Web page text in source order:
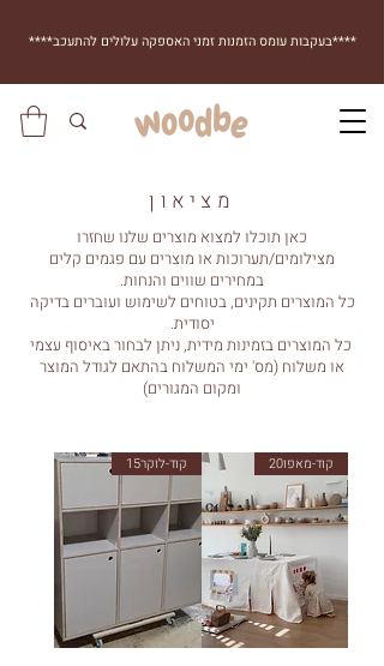
****בעקבות עומס הזמנות זמני האספקה עלולים להתעכב****
מציאון
כאן תוכלו למצוא מוצרים שלנו שחזרו
מצילומים/תערוכות או מוצרים עם פגמים קלים
במחירים שווים והנחות.
כל המוצרים תקינים, בטוחים לשימוש ועוברים בדיקה
יסודית.
כל המוצרים בזמינות מידית, ניתן לבחור באיסוף עצמי
או משלוח (מס' ימי המשלוח בהתאם לגודל המוצר
ומקום המגורים)
קוד-מאפו20 קוד-לוקר15